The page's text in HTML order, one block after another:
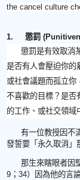
the cancel culture
1. 懲罰 (
懲罰是有效取消
是否有人會壓迫你的
或社會議題而孤立你
不喜歡的目標？ 是否
的工作、或社交領域
有一位教授因不
發誓要「永久取消」
那生來瞎眼者因
9 ； 34）因為他的言